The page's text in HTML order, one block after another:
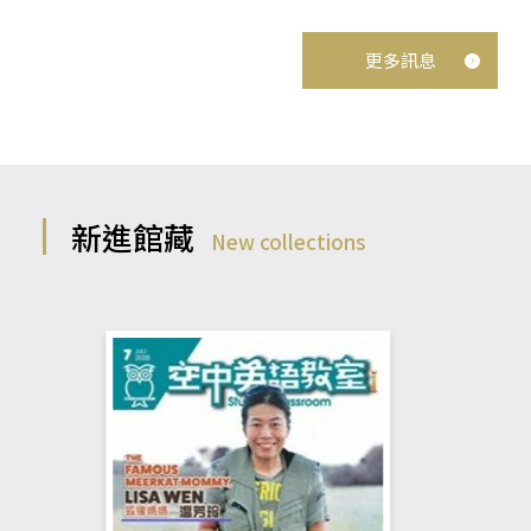
更多訊息
新進館藏 New collections